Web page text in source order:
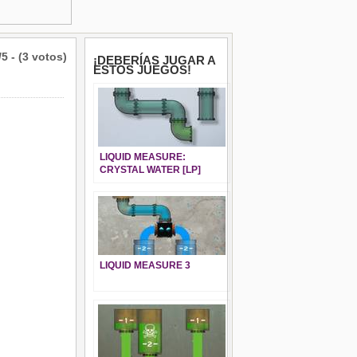
5 - (3 votos) ¡DEBERÍAS JUGAR A
ESTOS JUEGOS!
LIQUID MEASURE:
CRYSTAL WATER [LP]
LIQUID MEASURE 3